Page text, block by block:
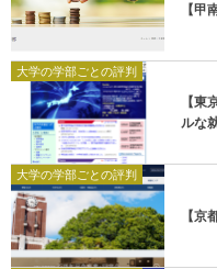
【甲
大学の学部ごとの評判
【東
ルな
大学の学部ごとの評判
【京